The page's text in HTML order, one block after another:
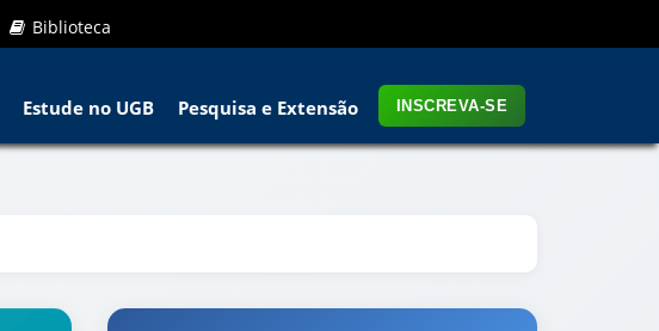
Biblioteca
Estude no UGB Pesquisa e Extensão INSCREVA-SE